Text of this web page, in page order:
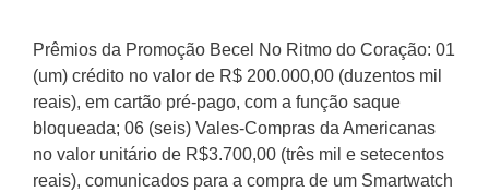
Prêmios da Promoção Becel No Ritmo do Coração: 01
(um) crédito no valor de R$ 200.000,00 (duzentos mil
reais), em cartão pré-pago, com a função saque
bloqueada; 06 (seis) Vales-Compras da Americanas
no valor unitário de R$3.700,00 (três mil e setecentos
reais), comunicados para a compra de um Smartwatch